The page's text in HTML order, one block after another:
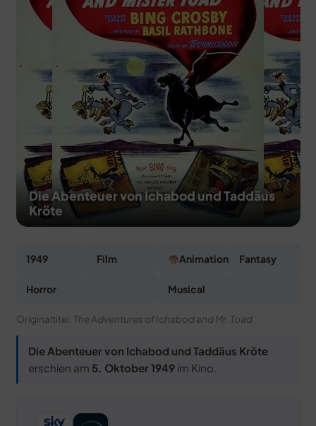
DEALS
Die Abenteuer von Ichabod und Taddäus
Kröte
1949 Film Animation Fantasy
Horror Musical
Originaltitel: The Adventures of Ichabod and Mr. Toad
Die Abenteuer von Ichabod und Taddäus Kröte
erschien am 5. Oktober 1949im Kino.